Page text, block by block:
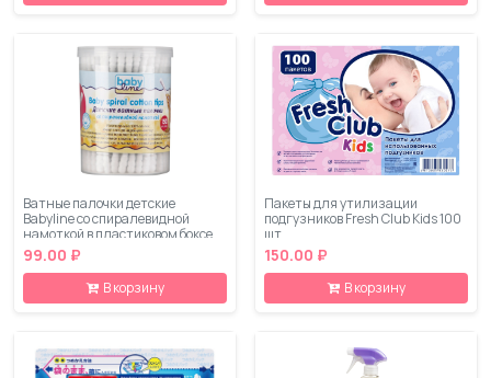
Ватные палочки детские
Babyline со спиралевидной
намоткой в пластиковом боксе
150 шт
99.00 ₽
В корзину
Пакеты для утилизации
подгузников Fresh Club Kids 100
шт
150.00 ₽
В корзину